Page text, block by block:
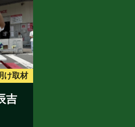
け取材
吉